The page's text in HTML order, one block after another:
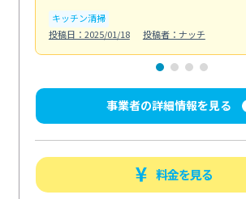
キッチン清掃
投稿日：2025/01/18
投稿者：ナッチ
事業者の詳細情報を見る
料金を見る